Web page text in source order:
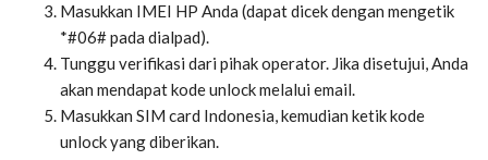
Masukkan IMEI HP Anda (dapat dicek dengan mengetik
*#06# pada dialpad).
Tunggu verifikasi dari pihak operator. Jika disetujui, Anda
akan mendapat kode unlock melalui email.
Masukkan SIM card Indonesia, kemudian ketik kode
unlock yang diberikan.